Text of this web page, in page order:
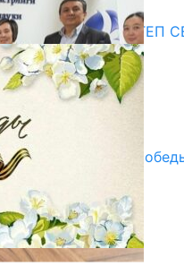
750 ОРУНДУУ МЕКТЕП
БЕРИЛЕТ
жандуу сөзү
преддверии Дня